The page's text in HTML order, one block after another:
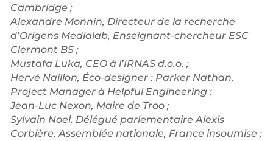
Cambridge ;
Alexandre Monnin, Directeur de la recherche
d’Origens Medialab, Enseignant-chercheur ESC
Clermont BS ;
Mustafa Luka, CEO à l’IRNAS d.o.o. ;
Hervé Naillon, Éco-designer ; Parker Nathan,
Project Manager à Helpful Engineering ;
Jean-Luc Nexon, Maire de Troo ;
Sylvain Noel, Délégué parlementaire Alexis
Corbière, Assemblée nationale, France insoumise ;